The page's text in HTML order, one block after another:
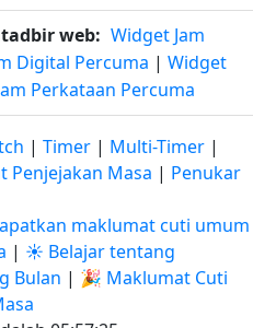
web: Widget Jam
Digital Percuma | Widget
Perkataan Percuma
| Timer | Multi-Timer |
Penjejakan Masa | Penukar
maklumat cuti umum
| ☀️ Belajar tentang
Bulan | 🎉 Maklumat Cuti